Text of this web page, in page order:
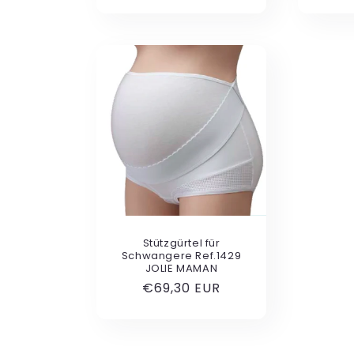
Stützgürtel für
Schwangere Ref.1429
JOLIE MAMAN
Normaler
€69,30 EUR